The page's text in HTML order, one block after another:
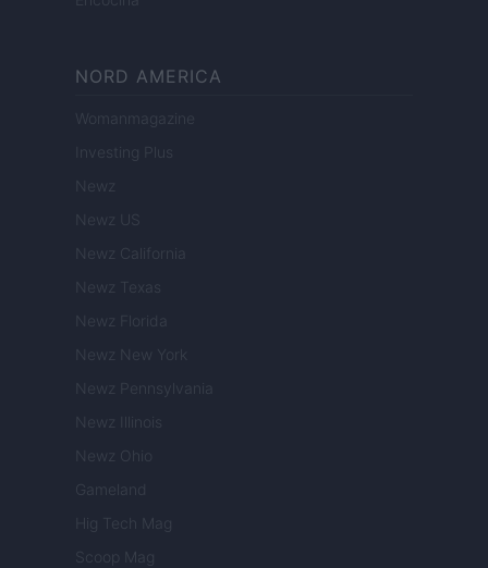
NORD AMERICA
Womanmagazine
Investing Plus
Newz
Newz US
Newz California
Newz Texas
Newz Florida
Newz New York
Newz Pennsylvania
Newz Illinois
Newz Ohio
Gameland
Hig Tech Mag
Scoop Mag